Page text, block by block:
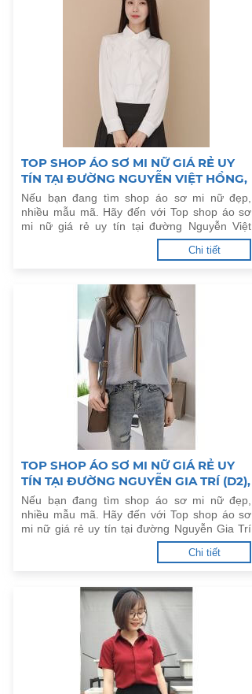
TOP SHOP ÁO SƠ MI NỮ GIÁ RẺ UY
TÍN TẠI ĐƯỜNG NGUYỄN VIỆT HỒNG,
P.AN PHÚ, Q.NINH KIỀU
Nếu bạn đang tìm shop áo sơ mi nữ đẹp,
nhiều mẫu mã. Hãy đến với Top shop áo sơ
mi nữ giá rẻ uy tín tại đường Nguyễn Việt
Hồng, P.An Phú, Q.Ninh Kiều dưới đây.
Chi tiết
TOP SHOP ÁO SƠ MI NỮ GIÁ RẺ UY
TÍN TẠI ĐƯỜNG NGUYỄN GIA TRÍ (D2),
P.25, Q.BÌNH THẠNH
Nếu bạn đang tìm shop áo sơ mi nữ đẹp,
nhiều mẫu mã. Hãy đến với Top shop áo sơ
mi nữ giá rẻ uy tín tại đường Nguyễn Gia Trí
(D2), P.25, Q.Bình Thạnh dưới đây.
Chi tiết